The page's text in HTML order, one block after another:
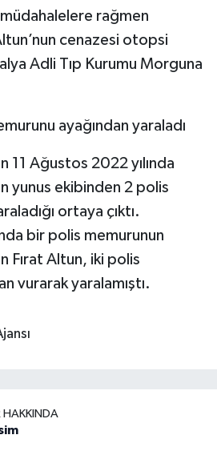
rağmen
cenazesi otopsi
Adli Tıp Kurumu Morguna
ayağından yaraladı
11 Ağustos 2022 yılında
yunus ekibinden 2 polis
ortaya çıktı.
bir polis memurunun
Fırat Altun, iki polis
vurarak yaralamıştı.
HAKKINDA